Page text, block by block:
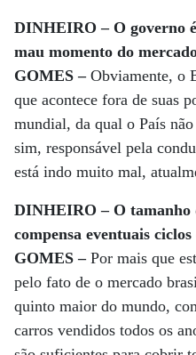
DINHEIRO – O governo
mau momento do
GOMES –Obviamente, o
que acontece fora de suas
mundial, da qual o País
sim, responsável pela
está indo muito mal,
DINHEIRO – O tamanho
compensa even­tuais
GOMES –Por mais que
pelo fato de o mercado
quinto maior do mundo,
carros vendidos todos os